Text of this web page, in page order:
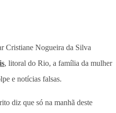
Cristiane Nogueira da Silva
, litoral do Rio, a família da mulher
e notícias falsas.
diz que só na manhã deste